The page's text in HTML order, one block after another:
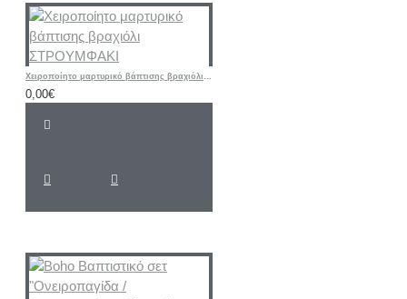
Χειροποίητο μαρτυρικό βάπτισης βραχιόλι ΣΤΡΟΥΜΦΑΚΙ
0,00€